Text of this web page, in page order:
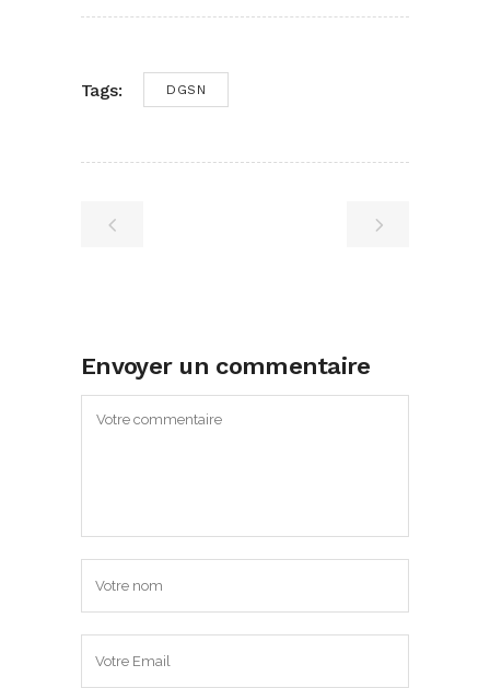
Tags: DGSN
Envoyer un commentaire